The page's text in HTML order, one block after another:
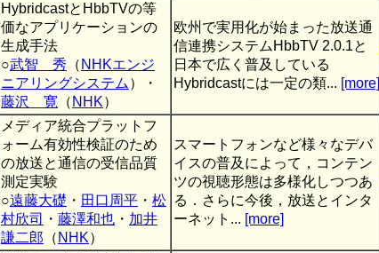
HybridcastとHbbTVの等
価なアプリケーションの
生成手法
○武智 秀 （ NHKエンジ
ニアリングシステム ）・
藤沢 寛 （ NHK）
欧州で実用化が始まった放送通
信連携システムHbbTV 2.0.1と
日本で広く普及している
Hybridcastには一定の類... [more]
メディア統合プラットフ
ォーム有効性検証のため
の放送と通信の受信品質
測定実験
○遠藤大礎 ・ 田口周平 ・ 松
村欣司
・ 藤澤和也 ・ 加井
謙二郎 （ NHK）
スマートフォンなど様々なデバ
イスの普及によって，コンテン
ツの視聴形態は多様化しつつあ
る．さらに今後，放送とインタ
ーネット... [more]